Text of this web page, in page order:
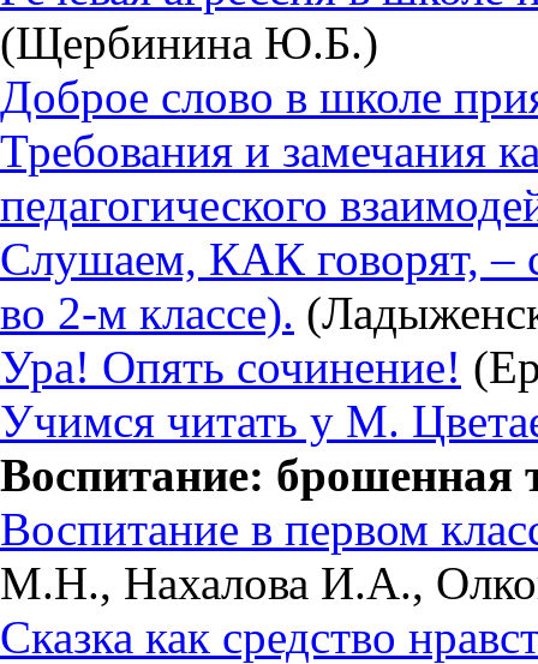
(Щербинина Ю.Б.)
Доброе слово в школе
Требования и замечания
педагогического
Слушаем, КАК говорят, –
во 2-м классе).
Ура! Опять сочинение!
Учимся читать у М.
Воспитание: брошенная
Воспитание в первом
М.Н., Нахалова И.А.,
Сказка как средство